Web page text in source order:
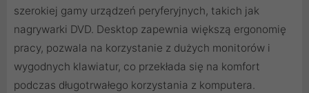
szerokiej gamy urządzeń peryferyjnych, takich jak
nagrywarki DVD. Desktop zapewnia większą ergonomię
pracy, pozwala na korzystanie z dużych monitorów i
wygodnych klawiatur, co przekłada się na komfort
podczas długotrwałego korzystania z komputera.